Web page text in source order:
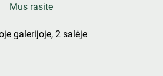
Mus rasite
galerijoje, 2 salėje